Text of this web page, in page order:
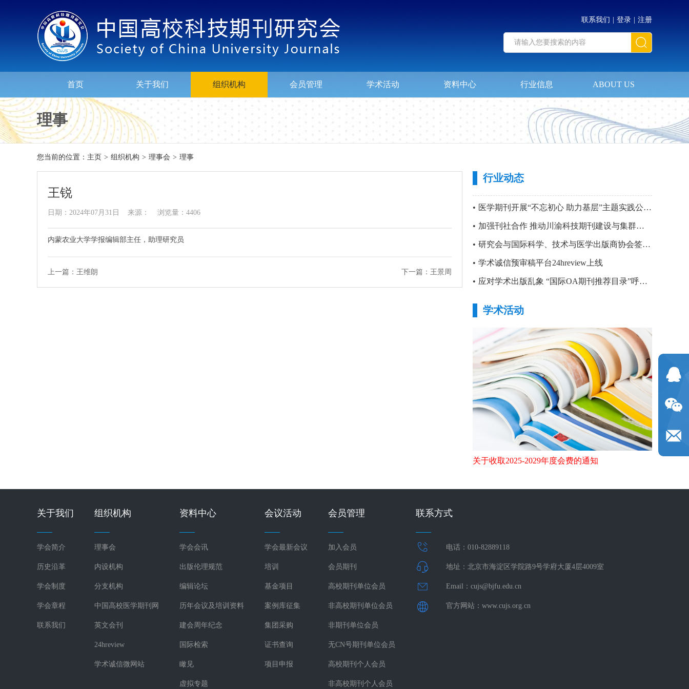
联系我们 登录 注册
首页 关于我们 组织机构 会员管理 学术活动 资料中心 行业信息 ABOUT US
理事
您当前的位置： 主页 > 组织机构 > 理事会 > 理事
王锐
日期：2024年07月31日 来源： 浏览量：4406
内蒙农业大学学报编辑部主任，助理研究员
上一篇：王维朗 下一篇：王景周
行业动态
• 医学期刊开展“不忘初心 助力基层”主题实践公益活动暨 第四站“只要主义真 明翰故里行”党建活动
• 加强刊社合作 推动川渝科技期刊建设与集群化发展
• 研究会与国际科学、技术与医学出版商协会签署合作备忘录
• 学术诚信预审稿平台24hreview上线
• 应对学术出版乱象 “国际OA期刊推荐目录”呼之欲出
学术活动
关于收取2025-2029年度会费的通知
关于我们
学会简介
历史沿革
学会制度
学会章程
联系我们
组织机构
理事会
内设机构
分支机构
中国高校医学期刊网
英文会刊
24hreview
学术诚信微网站
资料中心
学会会讯
出版伦理规范
编辑论坛
历年会议及培训资料
建会周年纪念
国际检索
瞰见
虚拟专题
会议活动
学会最新会议
培训
基金项目
案例库征集
集团采购
证书查询
项目申报
会员管理
加入会员
会员期刊
高校期刊单位会员
非高校期刊单位会员
非期刊单位会员
无CN号期刊单位会员
高校期刊个人会员
非高校期刊个人会员
联系方式
电话：010-82889118
地址：北京市海淀区学院路9号学府大厦4层4009室
Email：cujs@bjfu.edu.cn
官方网站：www.cujs.org.cn